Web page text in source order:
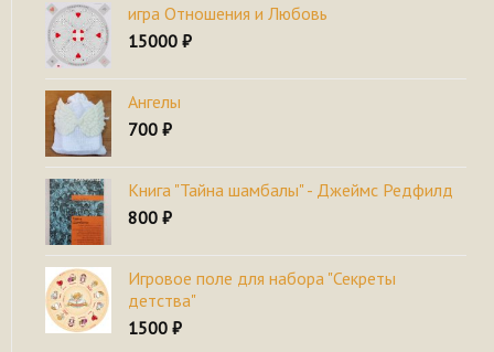
игра Отношения и Любовь
15000 ₽
Ангелы
700 ₽
Книга "Тайна шамбалы" - Джеймс Редфилд
800 ₽
Игровое поле для набора "Секреты
детства"
1500 ₽